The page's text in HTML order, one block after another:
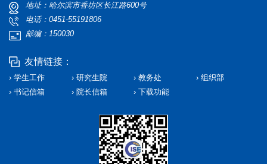
地址：哈尔滨市香坊区长江路600号
电话：0451-55191806
邮编：150030
友情链接：
› 学生工作 › 研究生院 › 教务处
› 组织部
› 书记信箱
› 院长信箱 › 下载功能